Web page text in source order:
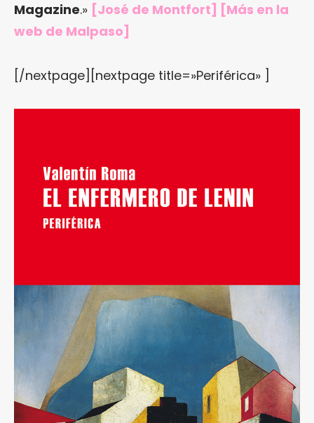
Magazine.» [José de Montfort] [Más en la
web de Malpaso]
[/nextpage][nextpage title=»Periférica» ]